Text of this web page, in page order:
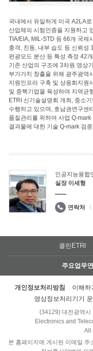
국내에서 유일하게 미국 A2LA
산업체의 시험인증을 지원하고
TIA/EIA, MIL-STD 등 66개 국제
충격, 진동, 내부 습도 등 신뢰성
편광모드 분산 등 특성 측정 42
기존 산업의 구조에 3차원 영상
부가가치 창출을 위해 광주광역
지원인프라 구축 및 상용화지원
및 중핵기업을 육성하여 지역균
ETRI 신기술설명회 개최, 중소
수행하고 있으며, 호남권연구센
품질관리를 위하여 사업 Q-
결과물에 대한 기술 Q-mark 검
인공지능융합
실장 이세형
연락처
클린ETRI
주요업무
개인정보처리방침 이해하
영상정보처리기기
(34129) 대전광역시
Electronics and
All
본 홈페이지에 게시된 이메일 주